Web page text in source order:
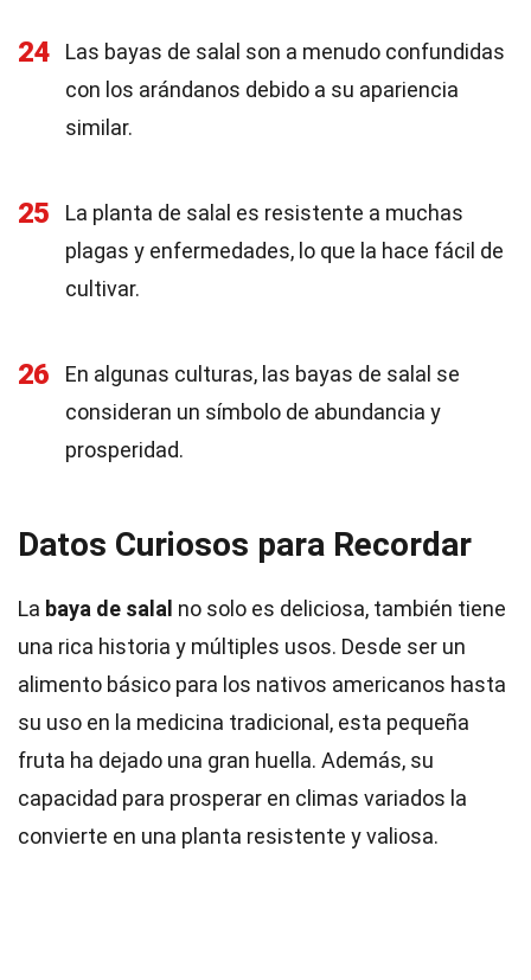
24
Las bayas de salal son a menudo confundidas
con los arándanos debido a su apariencia
similar.
25
La planta de salal es resistente a muchas
plagas y enfermedades, lo que la hace fácil de
cultivar.
26
En algunas culturas, las bayas de salal se
consideran un símbolo de abundancia y
prosperidad.
Datos Curiosos para Recordar
La baya de salal no solo es deliciosa, también tiene
una rica historia y múltiples usos. Desde ser un
alimento básico para los nativos americanos hasta
su uso en la medicina tradicional, esta pequeña
fruta ha dejado una gran huella. Además, su
capacidad para prosperar en climas variados la
convierte en una planta resistente y valiosa.